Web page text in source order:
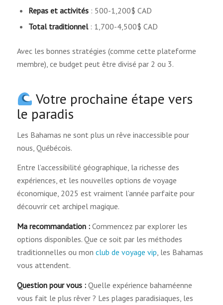
Repas et activités: 500-1,200$ CAD
Total traditionnel: 1,700-4,500$ CAD
Avec les bonnes stratégies (comme cette plateforme
membre), ce budget peut être divisé par 2 ou 3.
Votre prochaine étape vers
le paradis
Les Bahamas ne sont plus un rêve inaccessible pour
nous, Québécois.
Entre l’accessibilité géographique, la richesse des
expériences, et les nouvelles options de voyage
économique, 2025 est vraiment l’année parfaite pour
découvrir cet archipel magique.
Ma recommandation :Commencez par explorer les
options disponibles. Que ce soit par les méthodes
traditionnelles ou mon club de voyage vip , les Bahamas
vous attendent.
Question pour vous :Quelle expérience bahaméenne
vous fait le plus rêver ? Les plages paradisiaques, les